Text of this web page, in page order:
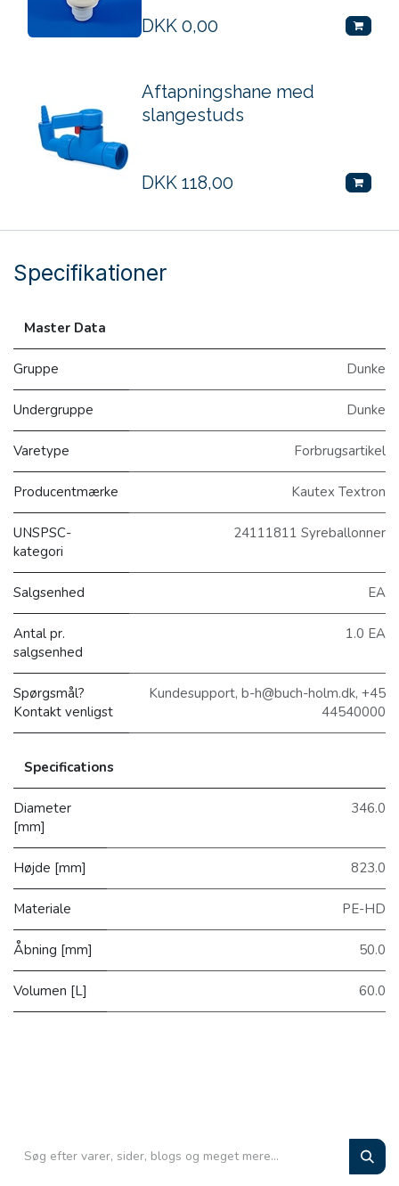
DKK 0,00
Aftapningshane med
slangestuds
DKK 118,00
Specifikationer
Master Data
Gruppe Dunke
Undergruppe Dunke
Varetype Forbrugsartikel
Producentmærke Kautex Textron
UNSPSC-
kategori
24111811 Syreballonner
Salgsenhed EA
Antal pr.
salgsenhed
1.0 EA
Spørgsmål?
Kontakt venligst
Kundesupport, b-h@buch-holm.dk, +45
44540000
Specifications
Diameter
[mm]
346.0
Højde [mm] 823.0
Materiale PE-HD
Åbning [mm] 50.0
Volumen [L] 60.0